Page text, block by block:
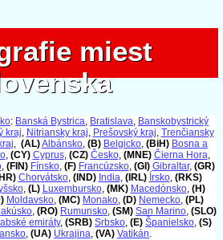
miest
miest
: Banská Bystrica, Bratislava, Banskobystrický
kraj, Nitriansky kraj, Prešovský kraj, Trenčiansky
, (AL)Albánsko, (B) Belgicko, (BiH) Bosna a
, (CY) Cyprus, (CZ) Česko, (MNE) Čierna Hora,
, (FIN) Fínsko, (F) Francúzsko, (GI) Gibraltar, (GR)
Chorvátsko, (IND) India, (IRL) Írsko, (RKS)
, (L) Luxembursko, (MK) Macedónsko, (H)
Moldavsko, (MC) Monako, (D) Nemecko, (PL)
, (RO) Rumunsko, (SM) San Marino, (SLO)
emiráty, (SRB) Srbsko, (E) Španielsko, (S)
, (UA) Ukrajina, (VA) Vatikán.